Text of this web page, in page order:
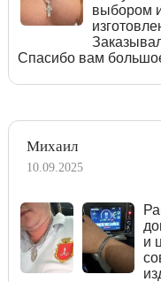
выбором
Спасибо вам
Михаил
10.09.2025
и